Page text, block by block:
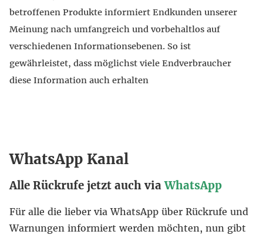
betroffenen Produkte informiert Endkunden unserer
Meinung nach umfangreich und vorbehaltlos auf
verschiedenen Informationsebenen. So ist
gewährleistet, dass möglichst viele Endverbraucher
diese Information auch erhalten
WhatsApp Kanal
Alle Rückrufe jetzt auch viaWhatsApp
Für alle die lieber via WhatsApp über Rückrufe und
Warnungen informiert werden möchten, nun gibt